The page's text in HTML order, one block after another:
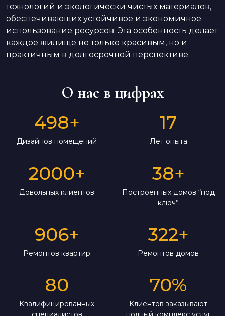
технологий и экологически чистых материалов,
обеспечивающих устойчивое и экономичное
использование ресурсов. Эта особенность делает
каждое жилище не только красивым, но и
практичным в долгосрочной перспективе.
О нас в цифрах
498+
Дизайнов помещений
17
Лет опыта
2000+
Довольных клиентов
38+
Построенных домов “под
ключ”
906+
Ремонтов квартир
322+
Ремонтов домов
80
Квалифицированных
70%
Клиентов заказывают